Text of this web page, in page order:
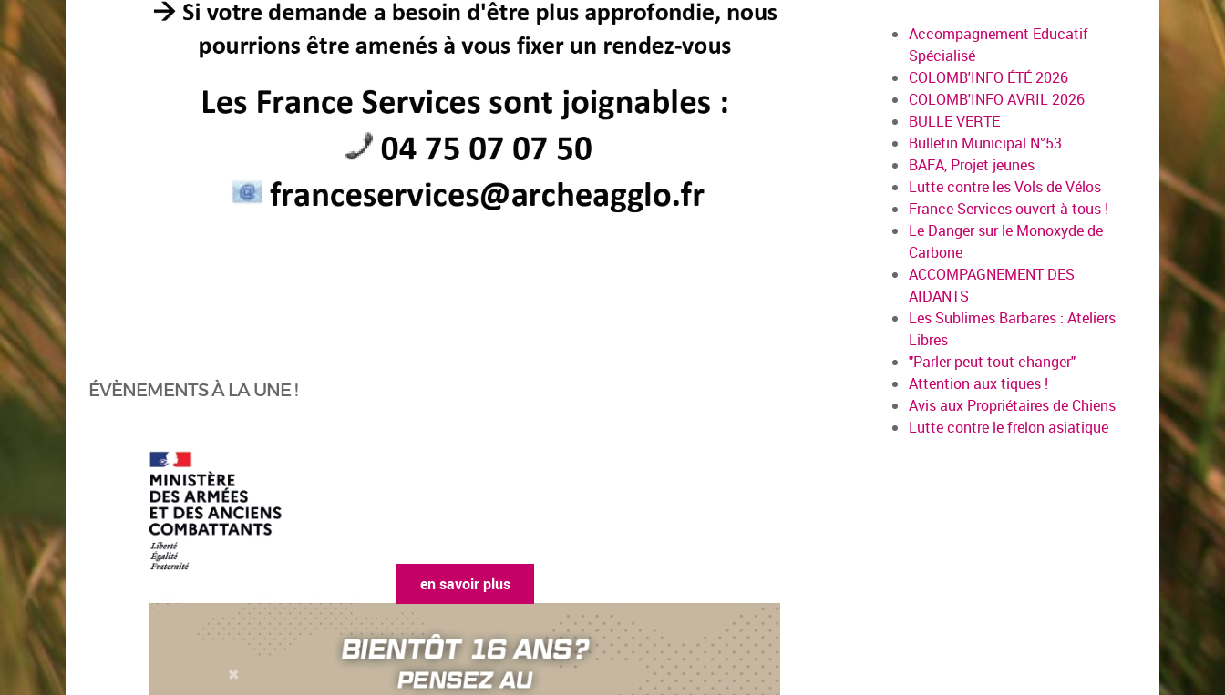
ÉVÈNEMENTS À LA UNE !
en savoir plus en
Accompagnement Educatif
Spécialisé
COLOMB'INFO ÉTÉ 2026
COLOMB'INFO AVRIL 2026
BULLE VERTE
Bulletin Municipal N°53
BAFA, Projet jeunes
Lutte contre les Vols de Vélos
France Services ouvert à tous !
Le Danger sur le Monoxyde de
Carbone
ACCOMPAGNEMENT DES
AIDANTS
Les Sublimes Barbares : Ateliers
Libres
"Parler peut tout changer"
Attention aux tiques !
Avis aux Propriétaires de Chiens
Lutte contre le frelon asiatique